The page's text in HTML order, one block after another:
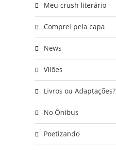
Meu crush literário
Comprei pela capa
News
Vilões
Livros ou Adaptações?
No Ônibus
Poetizando